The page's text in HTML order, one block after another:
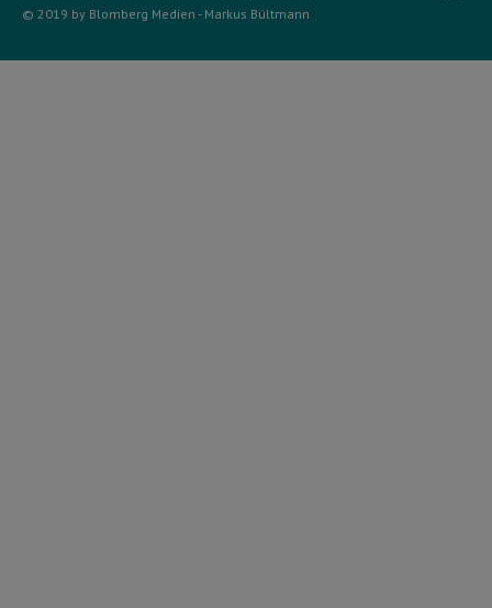
© 2019 by Blomberg Medien - Markus Bültmann